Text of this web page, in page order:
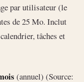
par utilisateur (le
de 25 Mo. Inclut
tâches et
(annuel) (Source: